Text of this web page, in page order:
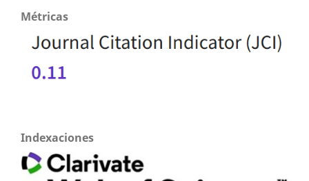
Métricas
Indexaciones